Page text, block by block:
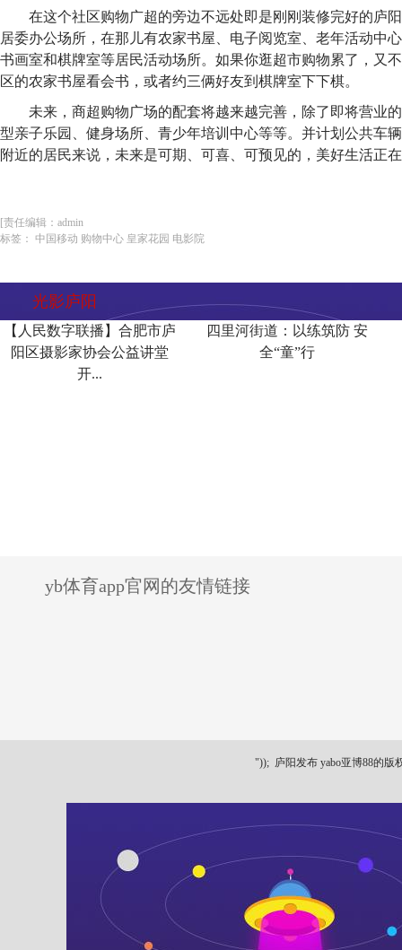
在这个社区购物广超的旁边不远处即是刚刚装修完好的庐
居委办公场所，在那儿有农家书屋、电子阅览室、老年活动中
书画室和棋牌室等居民活动场所。如果你逛超市购物累了，又
区的农家书屋看会书，或者约三俩好友到棋牌室下下棋。
未来，商超购物广场的配套将越来越完善，除了即将营业
型亲子乐园、健身场所、青少年培训中心等等。并计划公共车
附近的居民来说，未来是可期、可喜、可预见的，美好生活正
[责任编辑：admin
标签： 中国移动 购物中心 皇家花园 电影院
光影庐阳
【人民数字联播】合肥市庐
阳区摄影家协会公益讲堂
开...
四里河街道：以练筑防 安
全“童”行
yb体育app官网的友情链接
")); 庐阳发布 yabo亚博88的版